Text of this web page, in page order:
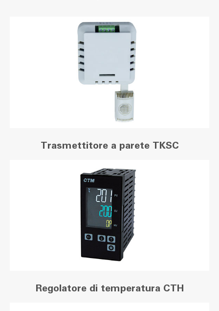
Trasmettitore a parete TKSC
Regolatore di temperatura CTH